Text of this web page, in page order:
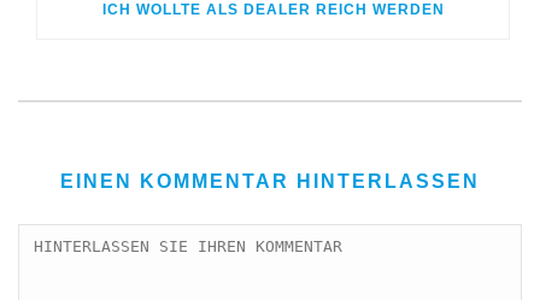
ICH WOLLTE ALS DEALER REICH WERDEN
EINEN KOMMENTAR HINTERLASSEN